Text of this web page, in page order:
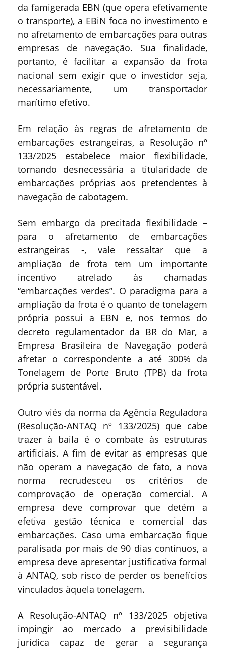
da famigerada EBN (que opera efetivamente
o transporte), a EBiN foca no investimento e
no afretamento de embarcações para outras
empresas de navegação. Sua finalidade,
portanto, é facilitar a expansão da frota
nacional sem exigir que o investidor seja,
necessariamente, um transportador
marítimo efetivo.
Em relação às regras de afretamento de
embarcações estrangeiras, a Resolução nº
133/2025 estabelece maior flexibilidade,
tornando desnecessária a titularidade de
embarcações próprias aos pretendentes à
navegação de cabotagem.
Sem embargo da precitada flexibilidade –
para o afretamento de embarcações
estrangeiras -, vale ressaltar que a
ampliação de frota tem um importante
incentivo atrelado às chamadas
“embarcações verdes”. O paradigma para a
ampliação da frota é o quanto de tonelagem
própria possui a EBN e, nos termos do
decreto regulamentador da BR do Mar, a
Empresa Brasileira de Navegação poderá
afretar o correspondente a até 300% da
Tonelagem de Porte Bruto (TPB) da frota
própria sustentável.
Outro viés da norma da Agência Reguladora
(Resolução-ANTAQ nº 133/2025) que cabe
trazer à baila é o combate às estruturas
artificiais. A fim de evitar as empresas que
não operam a navegação de fato, a nova
norma recrudesceu os critérios de
comprovação de operação comercial. A
empresa deve comprovar que detém a
efetiva gestão técnica e comercial das
embarcações. Caso uma embarcação fique
paralisada por mais de 90 dias contínuos, a
empresa deve apresentar justificativa formal
à ANTAQ, sob risco de perder os benefícios
vinculados àquela tonelagem.
A Resolução-ANTAQ nº 133/2025 objetiva
impingir ao mercado a previsibilidade
jurídica capaz de gerar a segurança